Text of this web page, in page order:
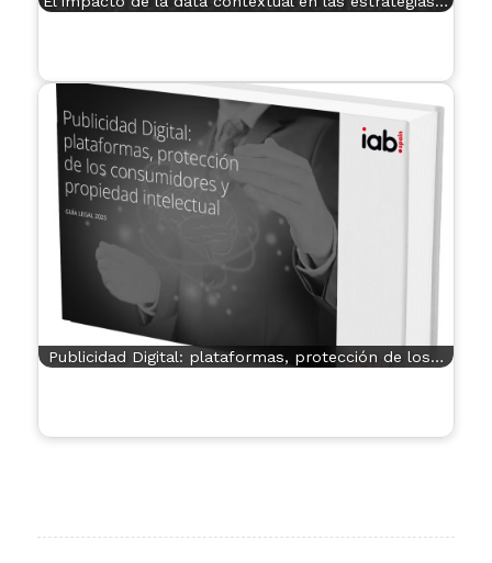
Publicidad Digital: plataformas, protección de los…